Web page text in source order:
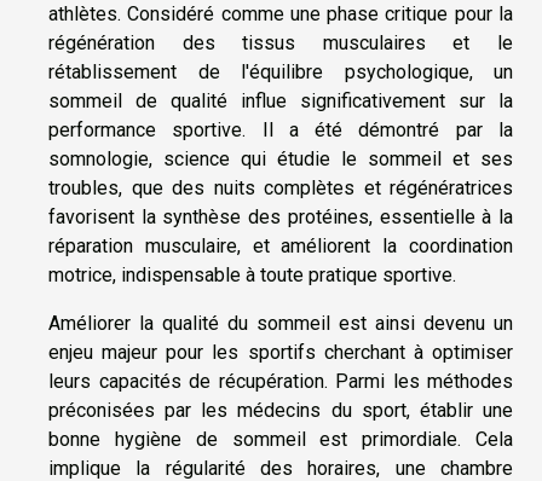
athlètes. Considéré comme une phase critique pour la
régénération des tissus musculaires et le
rétablissement de l'équilibre psychologique, un
sommeil de qualité influe significativement sur la
performance sportive. Il a été démontré par la
somnologie, science qui étudie le sommeil et ses
troubles, que des nuits complètes et régénératrices
favorisent la synthèse des protéines, essentielle à la
réparation musculaire, et améliorent la coordination
motrice, indispensable à toute pratique sportive.
Améliorer la qualité du sommeil est ainsi devenu un
enjeu majeur pour les sportifs cherchant à optimiser
leurs capacités de récupération. Parmi les méthodes
préconisées par les médecins du sport, établir une
bonne hygiène de sommeil est primordiale. Cela
implique la régularité des horaires, une chambre